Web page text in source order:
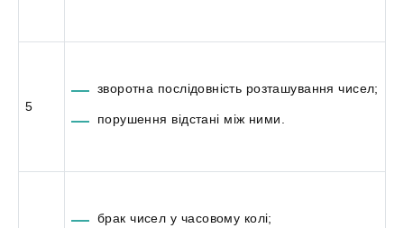
5
зворотна послідовність розташування чисел;
порушення відстані між ними.
брак чисел у часовому колі;